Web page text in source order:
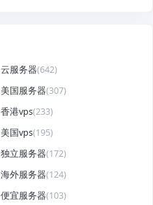
云服务器(642)
美国服务器(307)
香港vps(233)
美国vps(195)
独立服务器(172)
海外服务器(124)
便宜服务器(103)